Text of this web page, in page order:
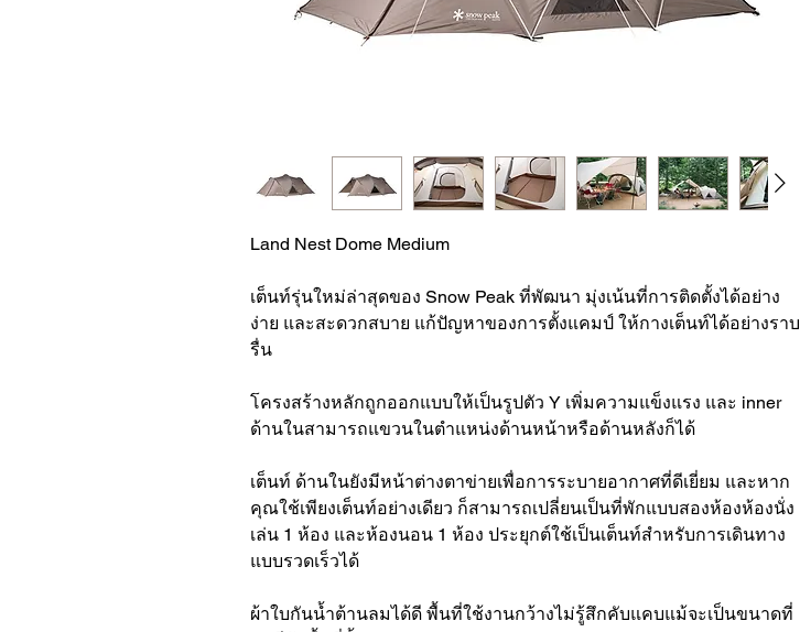
Land Nest Dome Medium
เต็นท์รุ่นใหม่ล่าสุดของ Snow Peak ที่พัฒนา มุ่งเน้นที่การติดตั้งได้อย่าง
ง่าย และสะดวกสบาย แก้ปัญหาของการตั้งแคมป์ ให้กางเต็นท์ได้อย่างราบ
รื่น
โครงสร้างหลักถูกออกแบบให้เป็นรูปตัว Y เพิ่มความแข็งแรง และ inner
ด้านในสามารถแขวนในตำแหน่งด้านหน้าหรือด้านหลังก็ได้
เต็นท์ ด้านในยังมีหน้าต่างตาข่ายเพื่อการระบายอากาศที่ดีเยี่ยม และหาก
คุณใช้เพียงเต็นท์อย่างเดียว ก็สามารถเปลี่ยนเป็นที่พักแบบสองห้องห้องนั่ง
เล่น 1 ห้อง และห้องนอน 1 ห้อง ประยุกต์ใช้เป็นเต็นท์สำหรับการเดินทาง
แบบรวดเร็วได้
ผ้าใบกันน้ำต้านลมได้ดี พื้นที่ใช้งานกว้างไม่รู้สึกคับแคบแม้จะเป็นขนาดที่